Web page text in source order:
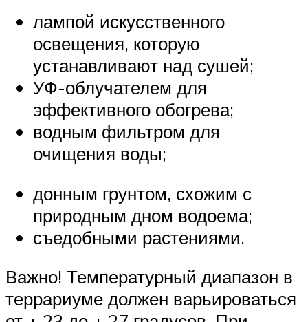
лампой искусственного
освещения, которую
устанавливают над сушей;
УФ-облучателем для
эффективного обогрева;
водным фильтром для
очищения воды;
донным грунтом, схожим с
природным дном водоема;
съедобными растениями.
Важно! Температурный диапазон в
террариуме должен варьироваться